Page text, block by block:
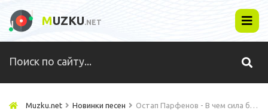
MUZKU.NET
Muzku.net Новинки песен Остап Парфенов - В чем сила брат разве в деньгах